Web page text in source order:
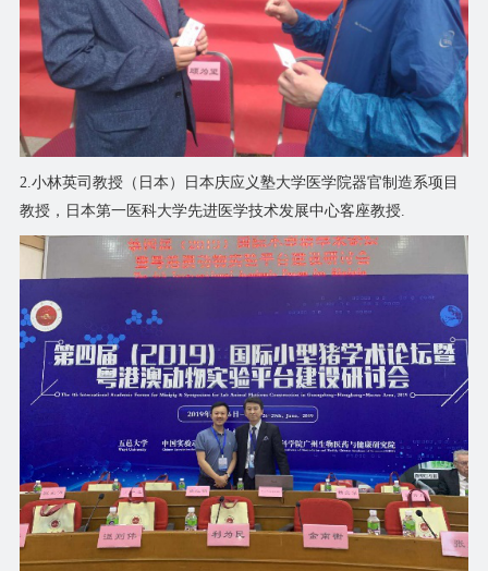
2.小林英司教授（日本）日本庆应义塾大学医学院器官制造系项目
教授，日本第一医科大学先进医学技术发展中心客座教授.